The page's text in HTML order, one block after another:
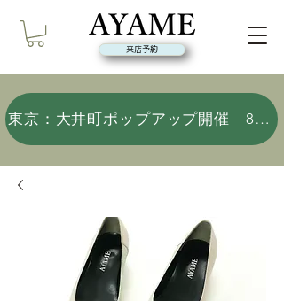
来店予約
東京：大井町ポップアップ開催 8/9(日)